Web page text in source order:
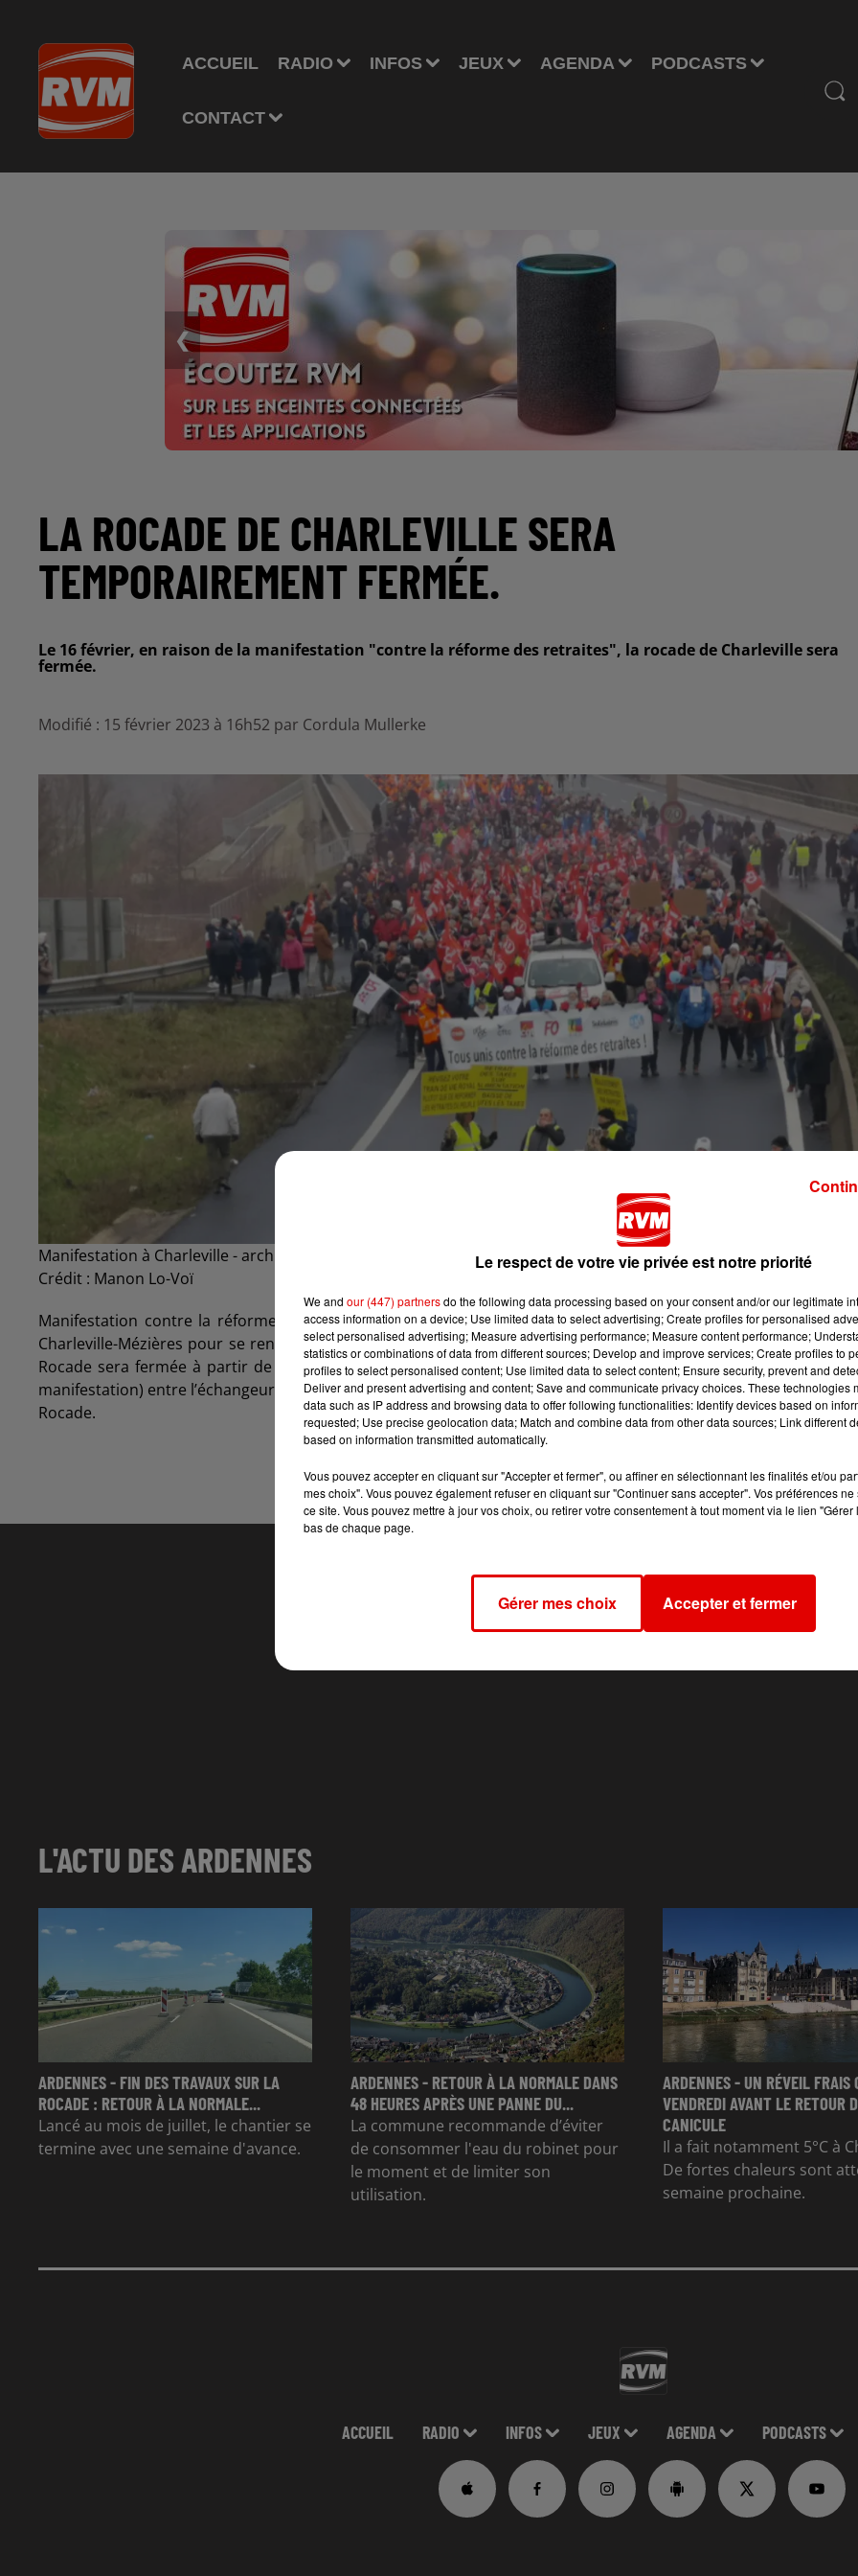
ACCUEIL RADIO INFOS JEUX AGENDA PODCASTS
CONTACT
❮
LA ROCADE DE CHARLEVILLE SERA
TEMPORAIREMENT FERMÉE.
Le 16 février, en raison de la manifestation "contre la réforme des retraites", la rocade de Charleville sera
fermée.
Modifié : 15 février 2023 à 16h52 par Cordula Mullerke
Manifestation à Charleville - archives
Crédit : Manon Lo-Voï
Manifestation contre la réforme des retraites. Le jeudi 16 février, le cortège partira du Parc des Expositions
Charleville-Mézières pour se rendre dans le Centre de Charleville-Mézières, via la Rocade et l’avenue de Gaulle.
Rocade sera fermée à partir de 13h45 jusqu’à 15h15 (horaires susceptibles de changer selon l’avancement
manifestation) entre l’échangeur de la Croisette et l’avenue de Gaulle avec la fermeture des bretelles d’entrée
Rocade.
L'ACTU DES ARDENNES
ARDENNES - FIN DES TRAVAUX SUR LA
ROCADE : RETOUR À LA NORMALE...
Lancé au mois de juillet, le chantier se
termine avec une semaine d'avance.
ARDENNES - RETOUR À LA NORMALE DANS
48 HEURES APRÈS UNE PANNE DU...
La commune recommande d’éviter
de consommer l'eau du robinet pour
le moment et de limiter son
utilisation.
ARDENNES - UN RÉVEIL FRAIS
VENDREDI AVANT LE RETOUR
CANICULE
Il a fait notamment 5°C à
De fortes chaleurs sont
semaine prochaine.
ACCUEIL RADIO INFOS JEUX AGENDA PODCASTS
Le respect de votre vie privée est notre priorité
We and our (447) partnersdo the following data processing based on your consent and/or our legitimate
access information on a device; Use limited data to select advertising; Create profiles for personalised
select personalised advertising; Measure advertising performance; Measure content performance;
statistics or combinations of data from different sources; Develop and improve services; Create profiles to
profiles to select personalised content; Use limited data to select content; Ensure security, prevent and
Deliver and present advertising and content; Save and communicate privacy choices. These technologies
data such as IP address and browsing data to offer following functionalities: Identify devices based on
requested; Use precise geolocation data; Match and combine data from other data sources; Link different
based on information transmitted automatically.
Vous pouvez accepter en cliquant sur "Accepter et fermer", ou affiner en sélectionnant les finalités et/ou
mes choix". Vous pouvez également refuser en cliquant sur "Continuer sans accepter". Vos préférences
ce site. Vous pouvez mettre à jour vos choix, ou retirer votre consentement à tout moment via le lien
bas de chaque page.
Gérer mes choix Accepter et fermer